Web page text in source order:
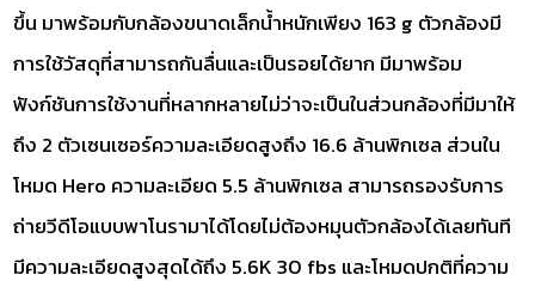
ขึ้น มาพร้อมกับกล้องขนาดเล็กน้ำหนักเพียง 163 g ตัวกล้องมี
การใช้วัสดุที่สามารถกันลื่นและเป็นรอยได้ยาก มีมาพร้อม
ฟังก์ชันการใช้งานที่หลากหลายไม่ว่าจะเป็นในส่วนกล้องที่มีมาให้
ถึง 2 ตัวเซนเซอร์ความละเอียดสูงถึง 16.6 ล้านพิกเซล ส่วนใน
โหมด Hero ความละเอียด 5.5 ล้านพิกเซล สามารถรองรับการ
ถ่ายวีดีโอแบบพาโนรามาได้โดยไม่ต้องหมุนตัวกล้องได้เลยทันที
มีความละเอียดสูงสุดได้ถึง 5.6K 30 fbs และโหมดปกติที่ความ